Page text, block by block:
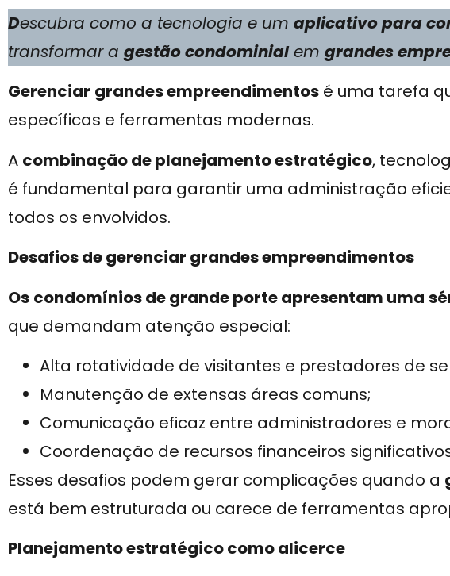
Descubra como a tecnologia e um aplicativo para
transformar a gestão condominialem grandes
Gerenciar grandes empreendimentos é uma tarefa
específicas e ferramentas modernas.
A combinação de planejamento estratégico,
é fundamental para garantir uma administração
todos os envolvidos.
Desafios de gerenciar grandes empreendimentos
Os condomínios de grande porte apresentam uma
que demandam atenção especial:
Alta rotatividade de visitantes e prestadores de
Manutenção de extensas áreas comuns;
Comunicação eficaz entre administradores e
Coordenação de recursos financeiros
Esses desafios podem gerar complicações quando a
está bem estruturada ou carece de ferramentas
Planejamento estratégico como alicerce